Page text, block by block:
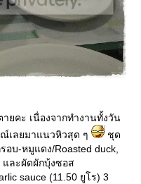
ยคะ เนื่องจากทำงานทั้งวัน
ณ์เลยมาแนวหิวสุด ๆ
ชุด
บ-หมูแดง/Roasted duck,
และผัดผักบุ้งซอส
sauce (11.50 ยูโร) 3